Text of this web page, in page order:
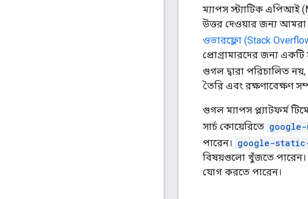
ম্যাপস স্ট্যাটিক এপিআই
উত্তর দেওয়ার জন্য আমরা
ওভারফ্লো (Stack
প্রোগ্রামারদের জন্য একটি
গুগল দ্বারা পরিচালিত
তৈরি এবং রক্ষণাবেক্ষণ
গুগল ম্যাপস প্ল্যাটফর্ম
সার্চ কোয়েরিতে google-
পারেন। google-static-
বিষয়গুলো খুঁজতে পারেন।
যোগ করতে পারেন।